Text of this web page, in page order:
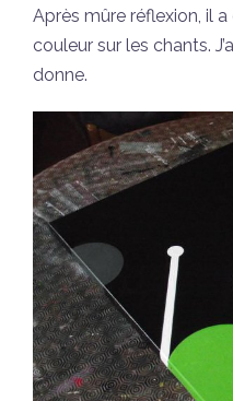
Après mûre réflexion, il
couleur sur les chants.
donne.